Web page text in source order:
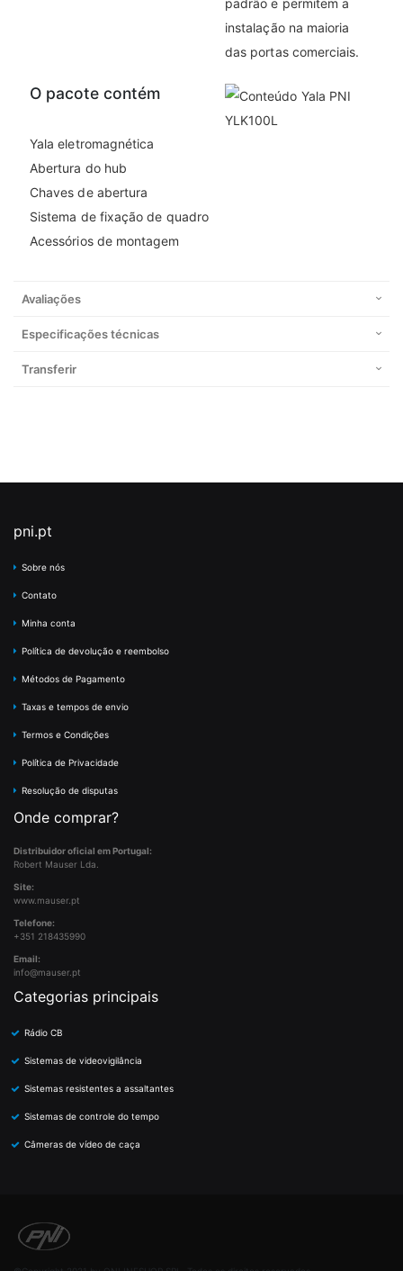
padrão e permitem a
instalação na maioria
das portas comerciais.
O pacote contém
Yala eletromagnética
Abertura do hub
Chaves de abertura
Sistema de fixação de quadro
Acessórios de montagem
Avaliações
Especificações técnicas
Transferir
pni.pt
Sobre nós
Contato
Minha conta
Política de devolução e reembolso
Métodos de Pagamento
Taxas e tempos de envio
Termos e Condições
Política de Privacidade
Resolução de disputas
Onde comprar?
Distribuidor oficial em Portugal:
Robert Mauser Lda.
Site:
www.mauser.pt
Telefone:
+351 218435990
Email:
info@mauser.pt
Categorias principais
Rádio CB
Sistemas de videovigilância
Sistemas resistentes a assaltantes
Sistemas de controle do tempo
Câmeras de vídeo de caça